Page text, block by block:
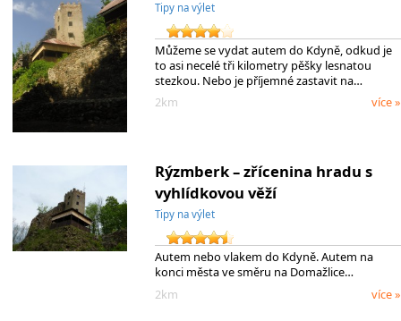
Tipy na výlet
Můžeme se vydat autem do Kdyně, odkud je
to asi necelé tři kilometry pěšky lesnatou
stezkou. Nebo je příjemné zastavit na…
2km
více »
Rýzmberk – zřícenina hradu s
vyhlídkovou věží
Tipy na výlet
Autem nebo vlakem do Kdyně. Autem na
konci města ve směru na Domažlice…
2km
více »